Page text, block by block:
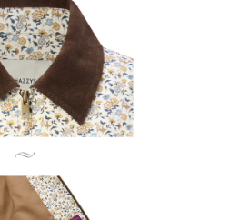
問がある、または関連する法律の権利を
クションズcs_tw@netprotections.co.jp
個人情報を、必要な購入注文書とあわせ
はAFTEEにあなたの個人情報の収集、処
意いただけない場合は、当サービスを選